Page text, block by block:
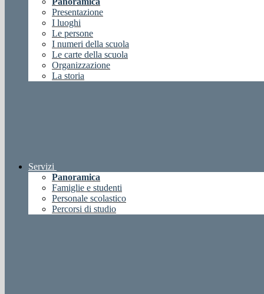
Presentazione
I luoghi
Le persone
I numeri della scuola
Le carte della scuola
Organizzazione
La storia
Servizi
Panoramica
Famiglie e studenti
Personale scolastico
Percorsi di studio